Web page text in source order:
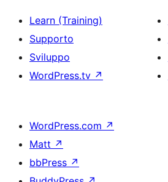
Learn (Training)
Supporto
Sviluppo
WordPress.tv ↗
WordPress.com ↗
Matt ↗
bbPress ↗